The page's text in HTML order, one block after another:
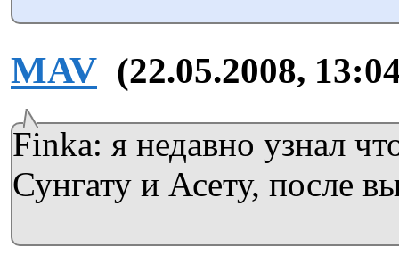
MAV (22.05.2008,
Finka: я недавно узнал
Сунгату и Асету, после